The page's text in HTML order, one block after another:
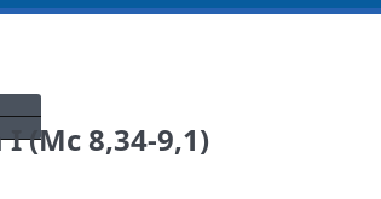
(Mc 8,34-9,1)